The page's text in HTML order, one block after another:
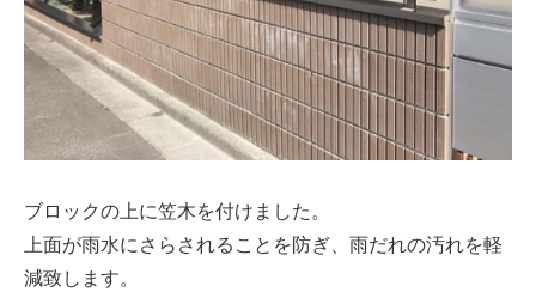
ブロックの上に笠木を付けました。
上面が雨水にさらされることを防ぎ、雨だれの汚れを軽
減致します。